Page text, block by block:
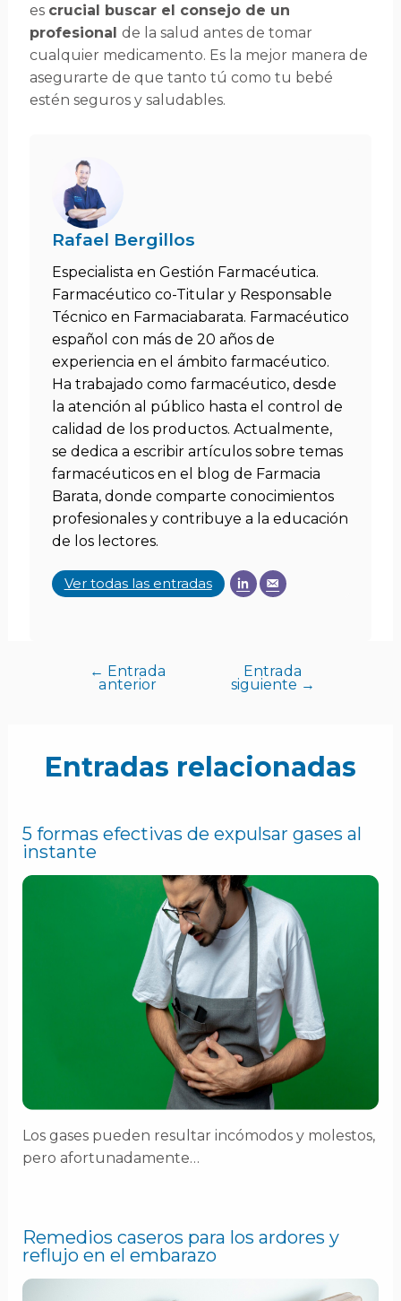
es crucial buscar el consejo de un
profesional de la salud antes de tomar
cualquier medicamento. Es la mejor manera de
asegurarte de que tanto tú como tu bebé
estén seguros y saludables.
Rafael Bergillos
Especialista en Gestión Farmacéutica.
Farmacéutico co-Titular y Responsable
Técnico en Farmaciabarata. Farmacéutico
español con más de 20 años de
experiencia en el ámbito farmacéutico.
Ha trabajado como farmacéutico, desde
la atención al público hasta el control de
calidad de los productos. Actualmente,
se dedica a escribir artículos sobre temas
farmacéuticos en el blog de Farmacia
Barata, donde comparte conocimientos
profesionales y contribuye a la educación
de los lectores.
Ver todas las entradas
← Entrada
anterior
Entrada
siguiente →
Entradas relacionadas
5 formas efectivas de expulsar gases al
instante
Los gases pueden resultar incómodos y molestos,
pero afortunadamente…
Remedios caseros para los ardores y
reflujo en el embarazo